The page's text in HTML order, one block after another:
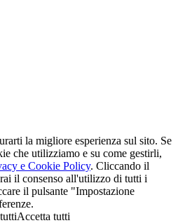
la migliore esperienza sul sito. Se
che utilizziamo e su come gestirli,
e Cookie Policy. Cliccando il
il consenso all'utilizzo di tutti i
il pulsante "Impostazione
Accetta tutti